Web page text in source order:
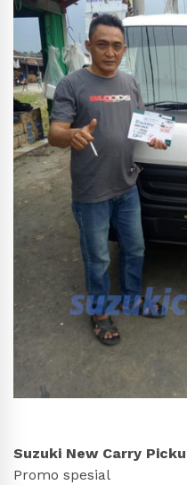
Suzuki New Carry
Promo spesial